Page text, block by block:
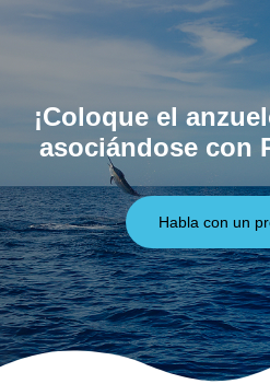
¡Coloque el
asociándose con
Habla con un